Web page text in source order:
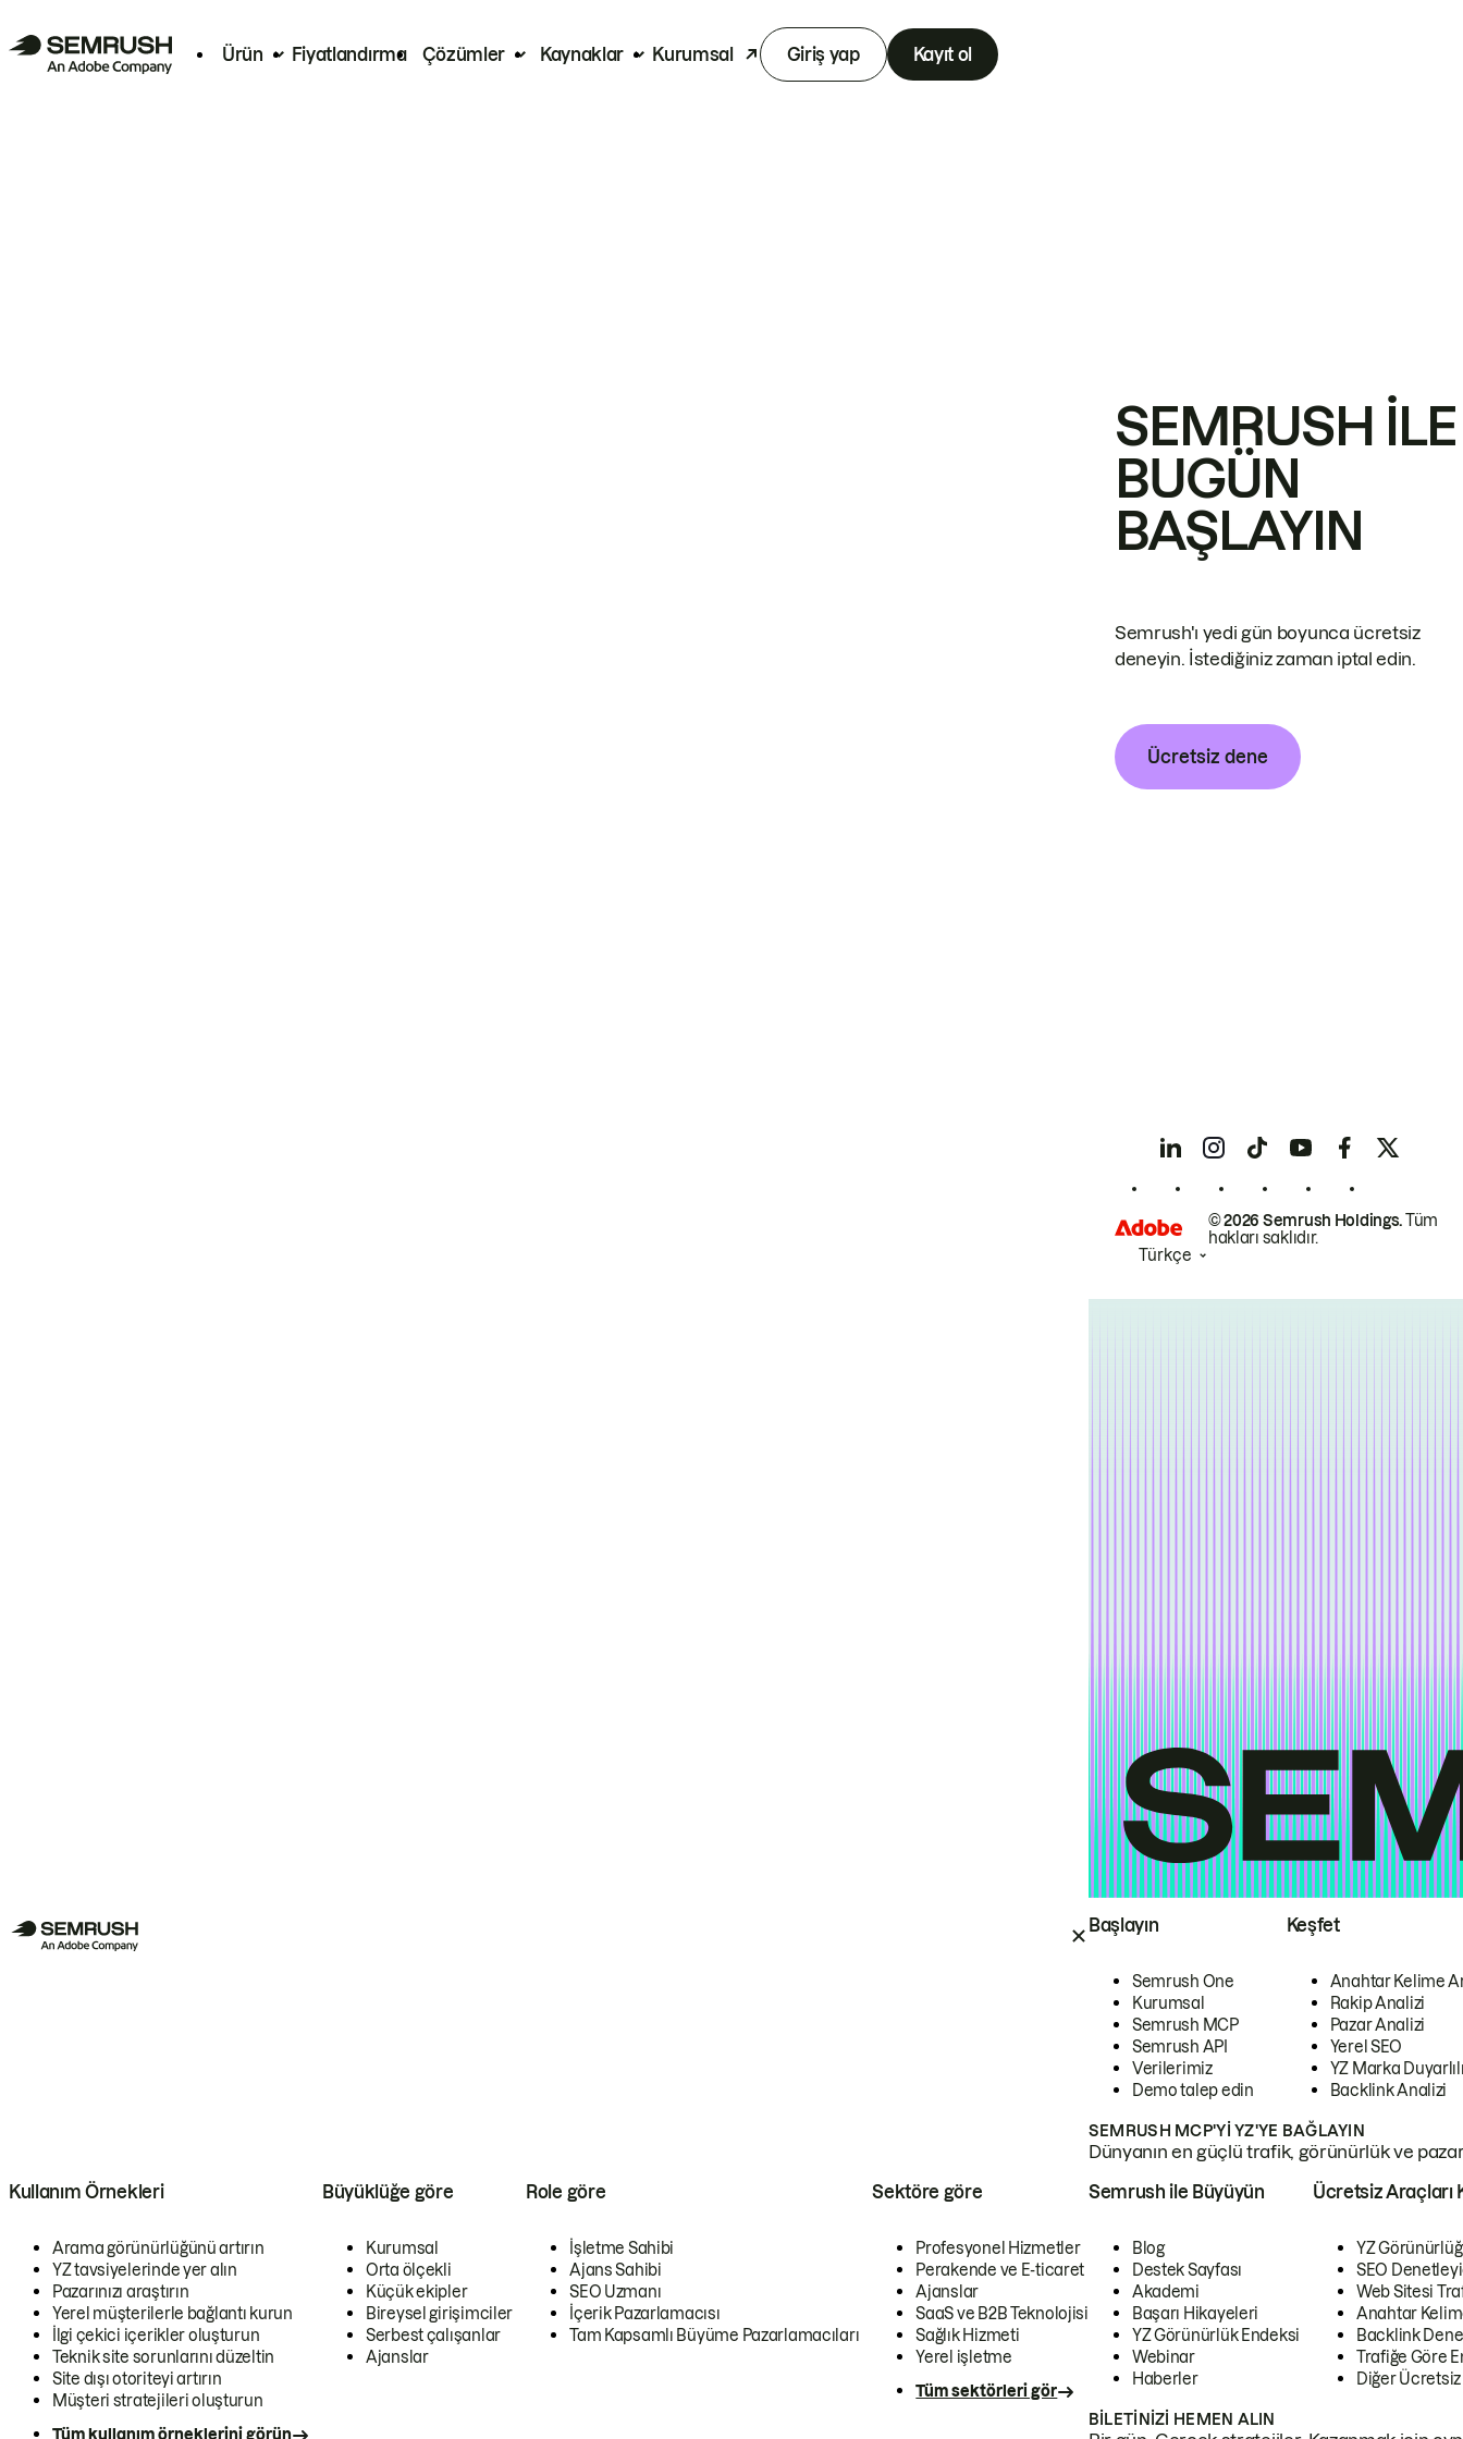
Ürün Fiyatlandırma Çözümler Kaynaklar Kurumsal Giriş yap Kayıt ol
Başlayın
Semrush One
Kurumsal
Semrush MCP
Semrush API
Verilerimiz
Demo talep edin
Keşfet
Anahtar Kelime
Rakip Analizi
Pazar Analizi
Yerel SEO
YZ Marka
Backlink Analizi
SEMRUSH MCP'YI YZ'YE BAĞLAYIN
Dünyanın en güçlü trafik, görünürlük ve
Kullanım Örnekleri
Arama görünürlüğünü artırın
YZ tavsiyelerinde yer alın
Pazarınızı araştırın
Yerel müşterilerle bağlantı kurun
İlgi çekici içerikler oluşturun
Teknik site sorunlarını düzeltin
Site dışı otoriteyi artırın
Müşteri stratejileri oluşturun
Tüm kullanım örneklerini görün
Büyüklüğe göre
Kurumsal
Orta ölçekli
Küçük ekipler
Bireysel girişimciler
Serbest çalışanlar
Ajanslar
Role göre
İşletme Sahibi
Ajans Sahibi
SEO Uzmanı
İçerik Pazarlamacısı
Tam Kapsamlı Büyüme Pazarlamacıları
Sektöre göre
Profesyonel Hizmetler
Perakende ve E-ticaret
Ajanslar
SaaS ve B2B Teknolojisi
Sağlık Hizmeti
Yerel işletme
Tüm sektörleri gör
Semrush ile Büyüyün
Blog
Destek Sayfası
Akademi
Başarı Hikayeleri
YZ Görünürlük Endeksi
Webinar
Haberler
Ücretsiz Araçları
YZ
SEO
Web Sitesi
Anahtar
Backlink
Trafiğe Göre
Diğer
BILETINIZI HEMEN ALIN
SEMRUSH ILE
BUGÜN
BAŞLAYIN
Semrush'ı yedi gün boyunca ücretsiz
deneyin. İstediğiniz zaman iptal edin.
Ücretsiz dene
© 2026 Semrush Holdings.Tüm
hakları saklıdır.
Türkçe